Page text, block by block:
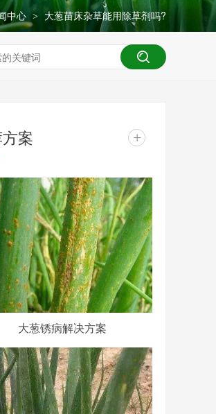
中心 > 大葱苗床杂草能用除草剂吗?
案 +
大葱锈病解决方案